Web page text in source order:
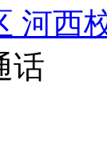
河西
话